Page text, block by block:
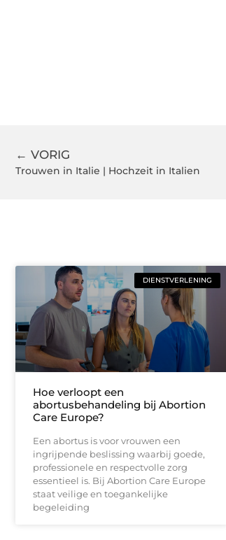
← VORIG
Trouwen in Italie | Hochzeit in Italien
DIENSTVERLENING
Hoe verloopt een
abortusbehandeling bij Abortion
Care Europe?
Een abortus is voor vrouwen een
ingrijpende beslissing waarbij goede,
professionele en respectvolle zorg
essentieel is. Bij Abortion Care Europe
staat veilige en toegankelijke
begeleiding